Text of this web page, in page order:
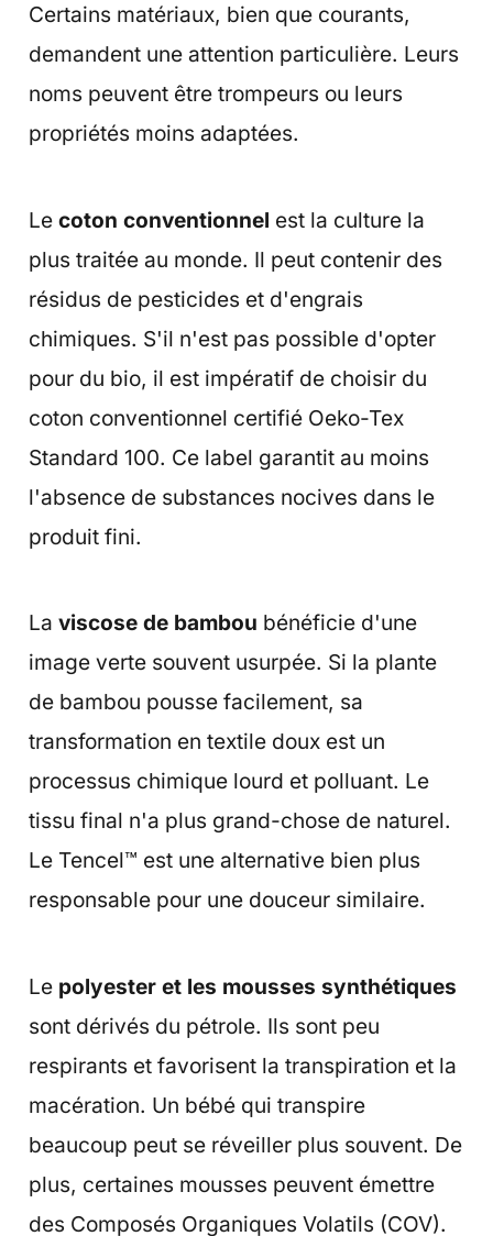
Certains matériaux, bien que courants,
demandent une attention particulière. Leurs
noms peuvent être trompeurs ou leurs
propriétés moins adaptées.
Le coton conventionnel est la culture la
plus traitée au monde. Il peut contenir des
résidus de pesticides et d'engrais
chimiques. S'il n'est pas possible d'opter
pour du bio, il est impératif de choisir du
coton conventionnel certifié Oeko-Tex
Standard 100. Ce label garantit au moins
l'absence de substances nocives dans le
produit fini.
La viscose de bambou bénéficie d'une
image verte souvent usurpée. Si la plante
de bambou pousse facilement, sa
transformation en textile doux est un
processus chimique lourd et polluant. Le
tissu final n'a plus grand-chose de naturel.
Le Tencel™ est une alternative bien plus
responsable pour une douceur similaire.
Le polyester et les mousses synthétiques
sont dérivés du pétrole. Ils sont peu
respirants et favorisent la transpiration et la
macération. Un bébé qui transpire
beaucoup peut se réveiller plus souvent. De
plus, certaines mousses peuvent émettre
des Composés Organiques Volatils (COV).